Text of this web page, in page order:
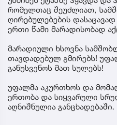
რომელთაც შეუძლიათ,
ღირებულებების
ერთი წამი მარადისობად
მარადიული ხსოვნა
თავდადებულ გმირებს!
განუსვენოს მათ სულებს!
უფალმა აკურთხოს და
ერთობა და სიყვარული
აღნიშნულია განცხადებაში.